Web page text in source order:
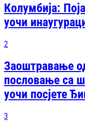
Колумбија:
уочи
2
Заоштравање
пословање са
уочи посјете
3